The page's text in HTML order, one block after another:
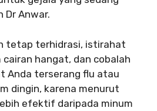
Dr Anwar.
tetap terhidrasi, istirahat
cairan hangat, dan cobalah
Anda terserang flu atau
dingin, karena menurut
efektif daripada minum